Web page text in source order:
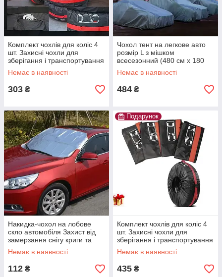
Комплект чохлів для коліс 4
шт. Захисні чохли для
зберігання і транспортування
автомобільних шин R15-R18
Немає в наявності
303 ₴
Чохол тент на легкове авто
розмір L з мішком
всесезонний (480 см x 180
см x 120 см)
Немає в наявності
484 ₴
Накидка-чохол на лобове
скло автомобіля Захист від
замерзання снігу криги та
сонця з поліпропілену
Немає в наявності
112 ₴
Подарунок
Комплект чохлів для коліс 4
шт. Захисні чохли для
зберігання і транспортування
автомобільних шин R18-R20
Немає в наявності
435 ₴